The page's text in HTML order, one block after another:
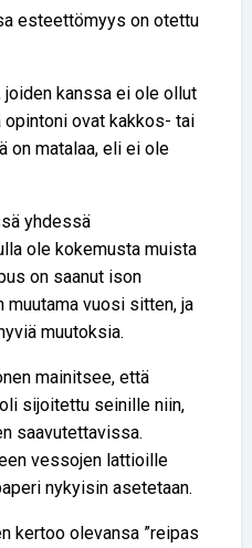
esteettömyys on otettu
kanssa ei ole ollut
opintoni ovat kakkos- tai
on matalaa, eli ei ole
yhdessä
ole kokemusta muista
on saanut ison
vuosi sitten, ja
muutoksia.
mainitsee, että
sijoitettu seinille niin,
saavutettavissa.
vessojen lattioille
nykyisin asetetaan.
kertoo olevansa ”reipas